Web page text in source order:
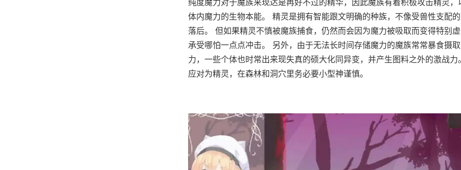
纯度魔力对于魔族来现达是再好不过的精华，因此魔族有着积极攻击精灵，
体内魔力的生物本能。 精灵是拥有智能跟文明确的种族，不像受兽性支配
落后。 但如果精灵不慎被魔族捕食，仍然而会因为魔力被吸取而变得特别
承受哪怕一点点冲击。 另外，由于无法长时间存储魔力的魔族常常暴食摄
力，一些个体也时常出来现失真的硕大化同异变，并产生图料之外的激战力
应对为精灵，在森林和洞穴里务必要小型神谨慎。